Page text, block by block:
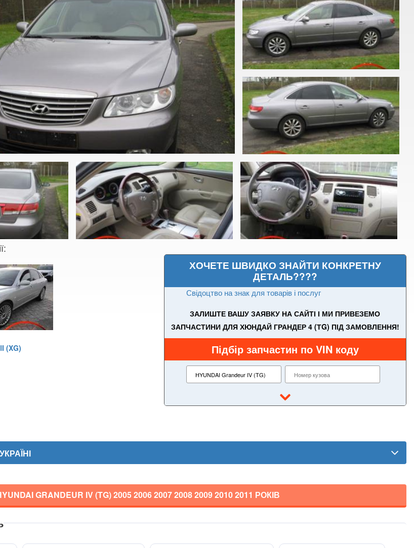
(XG)
ХОЧЕТЕ ШВИДКО ЗНАЙТИ КОНКРЕТНУ
ДЕТАЛЬ????
Свідоцтво на знак для товарів і послуг
ЗАЛИШТЕ ВАШУ ЗАЯВКУ НА САЙТІ І МИ ПРИВЕЗЕМО
ЗАПЧАСТИНИ ДЛЯ ХЮНДАЙ ГРАНДЕР 4 (ТG) ПІД ЗАМОВЛЕННЯ!
Підбір запчастин по VIN коду
GRANDEUR IV (TG)2005 2006 2007 2008 2009 2010 2011 РОКІВ